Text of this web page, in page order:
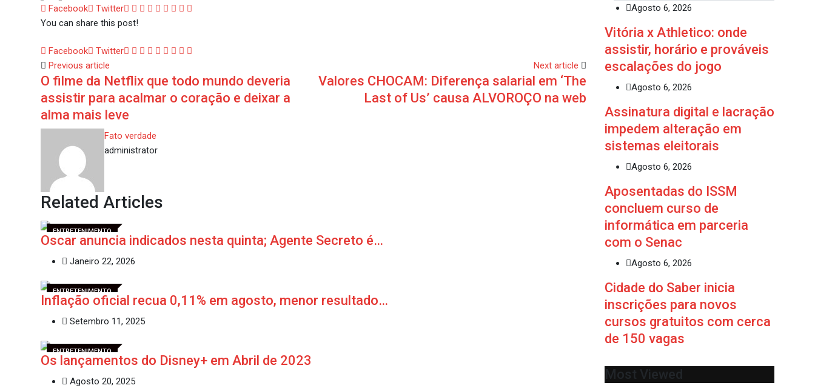
Facebook
Twitter Google+
LinkedIn
Whatsapp
StumbleUpon
Tumblr
Pinterest
Reddit
Share
You can share this post!
Facebook Twitter Google+
LinkedIn
Whatsapp
StumbleUpon
Tumblr
Pinterest
Reddit
Share
Email
Previous article
O filme da Netflix que todo mundo deveria
assistir para acalmar o coração e deixar a
alma mais leve
Next article
Valores CHOCAM: Diferença salarial em ‘The
Last of Us’ causa ALVOROÇO na web
Fato verdade
administrator
Related Articles
ENTRETENIMENTO
Oscar anuncia indicados nesta quinta; Agente Secreto é…
Janeiro 22, 2026
ENTRETENIMENTO
Inflação oficial recua 0,11% em agosto, menor resultado…
Setembro 11, 2025
ENTRETENIMENTO
Os lançamentos do Disney+ em Abril de 2023
Agosto 20, 2025
Agosto 6, 2026
Vitória x Athletico: onde
assistir, horário e prováveis
escalações do jogo
Agosto 6, 2026
Assinatura digital e lacração
impedem alteração em
sistemas eleitorais
Agosto 6, 2026
Aposentadas do ISSM
concluem curso de
informática em parceria
com o Senac
Agosto 6, 2026
Cidade do Saber inicia
inscrições para novos
cursos gratuitos com cerca
de 150 vagas
Most Viewed